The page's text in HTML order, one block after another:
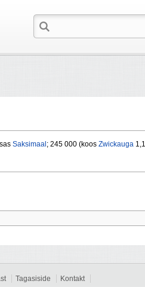
Saksimaal ; 245 000 (koos Zwickauga
Tagasiside Kontakt